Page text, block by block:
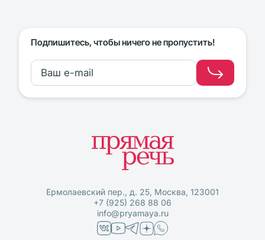
Подпишитесь, чтобы ничего не пропустить!
Ермолаевский пер., д. 25, Москва, 123001
+7 (925) 268 88 06
info@pryamaya.ru